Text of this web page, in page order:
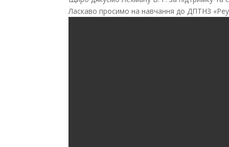
Ласкаво просимо на навчання до ДПТНЗ